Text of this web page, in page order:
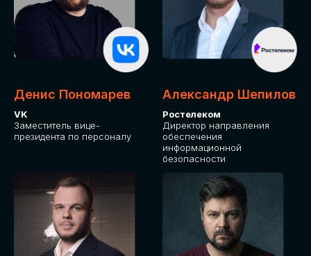
Денис Пономарев
VK
Заместитель вице-
президента по персоналу
Александр Шепилов
Ростелеком
Директор направления
обеспечения
информационной
безопасности